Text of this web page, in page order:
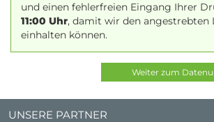
und einen fehlerfreien Eingang Ihrer
11:00 Uhr, damit wir den angestrebten
einhalten können.
UNSERE PARTNER